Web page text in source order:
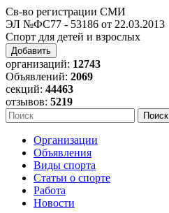
Св-во регистрации СМИ
ЭЛ №ФС77 - 53186 от 22.03.2013
Спорт для детей и взрослых
Добавить
организаций: 12743
Объявлений: 2069
секций: 44463
отзывов: 5219
Организации
Объявления
Виды спорта
Статьи о спорте
Работа
Новости